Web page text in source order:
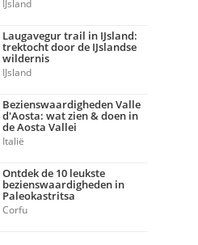
IJsland
Laugavegur trail in IJsland:
trektocht door de IJslandse
wildernis
IJsland
Bezienswaardigheden Valle
d'Aosta: wat zien & doen in
de Aosta Vallei
Italië
Ontdek de 10 leukste
bezienswaardigheden in
Paleokastritsa
Corfu